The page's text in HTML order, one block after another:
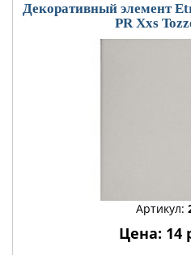
Декоративный элемент
PR Xxs
Артикул:
Цена: 14